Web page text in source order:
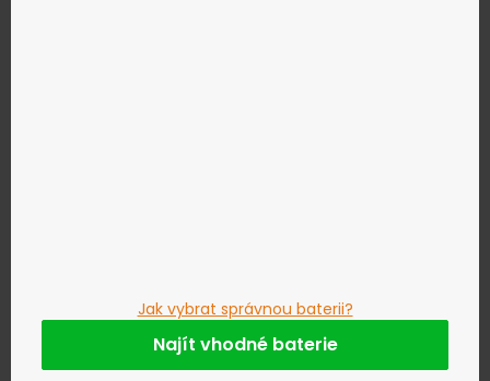
Jak vybrat správnou baterii?
Najít vhodné baterie